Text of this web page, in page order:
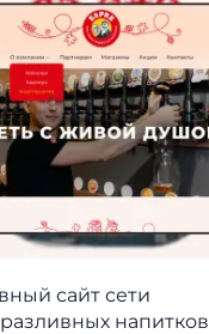
сайт сети
напитков